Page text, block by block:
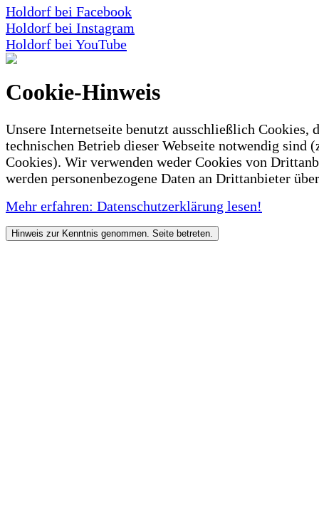
Holdorf bei Facebook
Holdorf bei Instagram
Holdorf bei YouTube
Cookie-Hinweis
Unsere Internetseite benutzt ausschließlich Cookies,
technischen Betrieb dieser Webseite notwendig sind
Cookies). Wir verwenden weder Cookies von
werden personenbezogene Daten an Drittanbieter
Mehr erfahren: Datenschutzerklärung lesen!
Hinweis zur Kenntnis genommen. Seite betreten.